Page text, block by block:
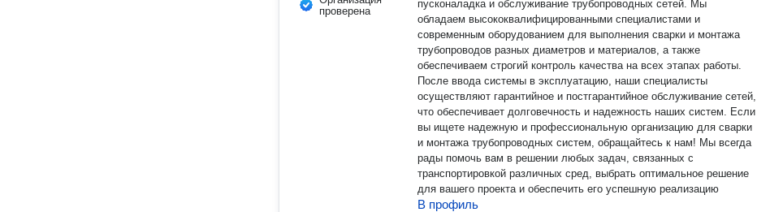
проверена
пусконаладка и обслуживание трубопроводных сетей. Мы
обладаем высококвалифицированными специалистами и
современным оборудованием для выполнения сварки и монтажа
трубопроводов разных диаметров и материалов, а также
обеспечиваем строгий контроль качества на всех этапах работы.
После ввода системы в эксплуатацию, наши специалисты
осуществляют гарантийное и постгарантийное обслуживание сетей,
что обеспечивает долговечность и надежность наших систем. Если
вы ищете надежную и профессиональную организацию для сварки
и монтажа трубопроводных систем, обращайтесь к нам! Мы всегда
рады помочь вам в решении любых задач, связанных с
транспортировкой различных сред, выбрать оптимальное решение
для вашего проекта и обеспечить его успешную реализацию
В профиль